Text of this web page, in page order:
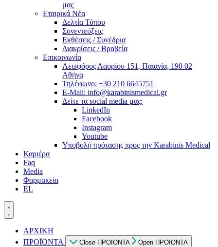
μας
Εταιρικά Νέα
Δελτία Τύπου
Συνεντεύξεις
Εκθέσεις / Συνέδρια
Διακρίσεις / Βραβεία
Επικοινωνία
Λεωφόρος Λαυρίου 151, Παιανία, 190 02
Αθήνα
Τηλέφωνο: +30 210 6645751
E-Mail: info@karabinismedical.gr
Δείτε τα social media μας:
LinkedIn
Facebook
Instagram
Youtube
Υποβολή πρότασης προς την Karabinis Medical
Καριέρα
Faq
Media
Φαρμακεία
EL
ΑΡΧΙΚΗ
ΠΡΟΪΟΝΤΑ
Close ΠΡΟΪΟΝΤΑ Open ΠΡΟΪΟΝΤΑ